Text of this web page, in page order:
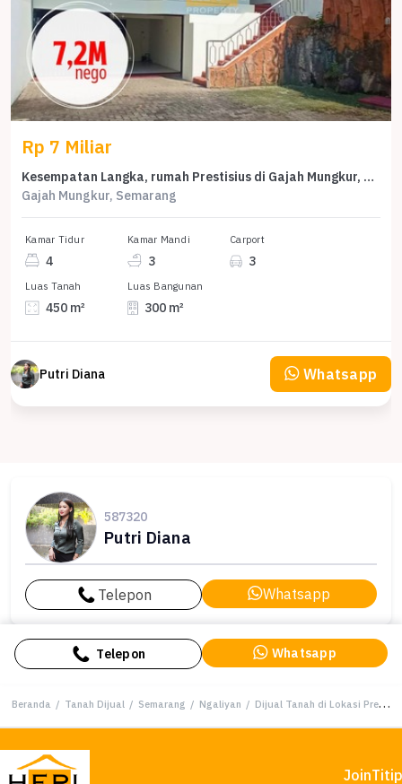
Rp 7 Miliar
Kesempatan Langka, rumah Prestisius di Gajah Mungkur, Semarang, LB 300m²
Gajah Mungkur, Semarang
Kamar Tidur
4
Kamar Mandi
3
Carport
3
Luas Tanah
450 m²
Luas Bangunan
300 m²
Putri Diana Whatsapp
587320
Putri Diana
Telepon Whatsapp
Telepon Whatsapp
Beranda / Tanah Dijual / Semarang / Ngaliyan / Dijual Tanah di Lokasi Premium Ngaliyan, Semarang, Harga 1,65 Miliar
Join